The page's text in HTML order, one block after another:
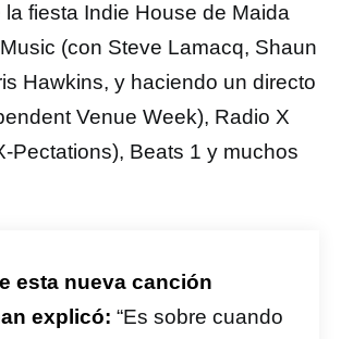
fiesta Indie House de Maida
(con Steve Lamacq, Shaun
Hawkins, y haciendo un directo
Venue Week), Radio X
Pectations), Beats 1 y muchos
esta nueva canción
explicó: “Es sobre cuando